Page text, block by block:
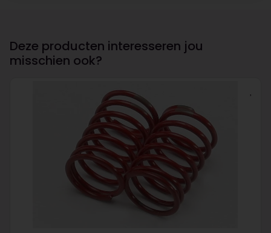
Deze producten interesseren jou
misschien ook?